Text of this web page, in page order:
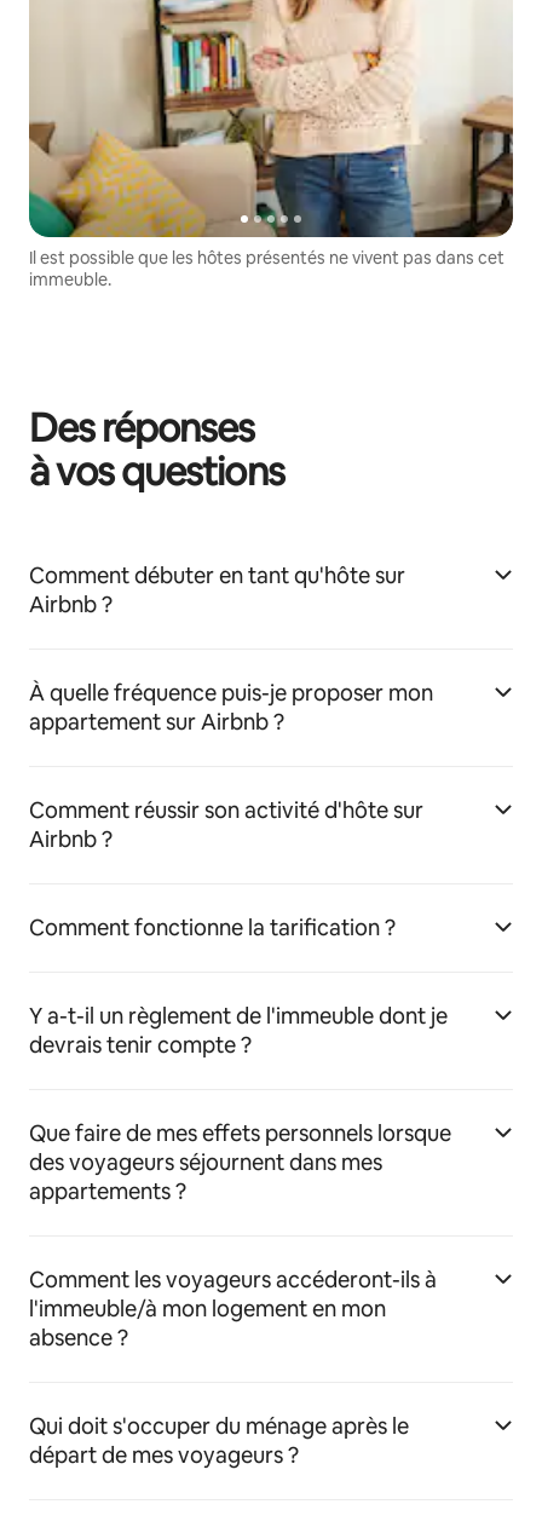
Il est possible que les hôtes présentés ne vivent pas dans cet
immeuble.
Des réponses
à vos questions
Comment débuter en tant qu'hôte sur
Airbnb ?
À quelle fréquence puis-je proposer mon
appartement sur Airbnb ?
Comment réussir son activité d'hôte sur
Airbnb ?
Comment fonctionne la tarification ?
Y a-t-il un règlement de l'immeuble dont je
devrais tenir compte ?
Que faire de mes effets personnels lorsque
des voyageurs séjournent dans mes
appartements ?
Comment les voyageurs accéderont-ils à
l'immeuble/à mon logement en mon
absence ?
Qui doit s'occuper du ménage après le
départ de mes voyageurs ?